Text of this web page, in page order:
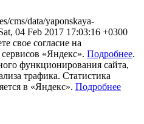
cms/data/yaponskaya-
04 Feb 2017 17:03:16 +0300
свое согласие на
«Яндекс». Подробнее.
функционирования сайта,
трафика. Статистика
в «Яндекс». Подробнее